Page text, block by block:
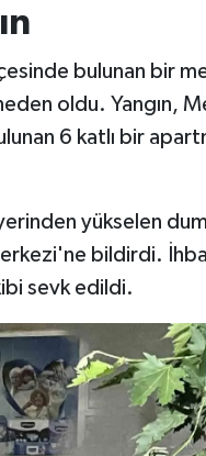
bulunan bir
oldu. Yangın,
6 katlı bir
yükselen
bildirdi.
sevk edildi.